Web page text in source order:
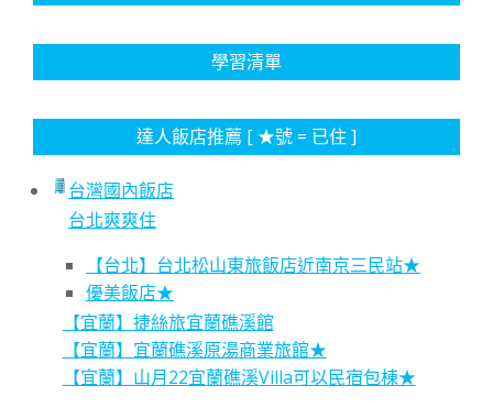
學習清單
達人飯店推薦 [ ★號 = 已住 ]
台灣國內飯店
台北爽爽住
【台北】台北松山東旅飯店近南京三民站★
優美飯店★
【宜蘭】捷絲旅宜蘭礁溪館
【宜蘭】宜蘭礁溪原湯商業旅館★
【宜蘭】山月22宜蘭礁溪Villa可以民宿包棟★